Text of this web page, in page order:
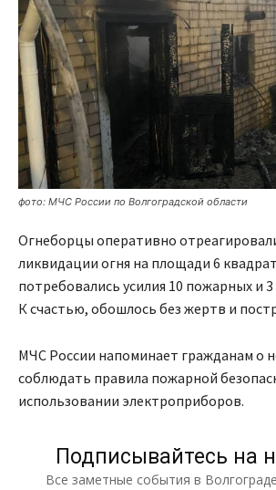
фото: МЧС России по Волгоградской области
Огнеборцы оперативно
ликвидации огня на площади 6
потребовались усилия 10 пожарных и
К счастью, обошлось без жертв и
МЧС России напоминает гражданам о
соблюдать правила пожарной
использовании электроприборов.
Подписывайтесь на
Все заметные события в